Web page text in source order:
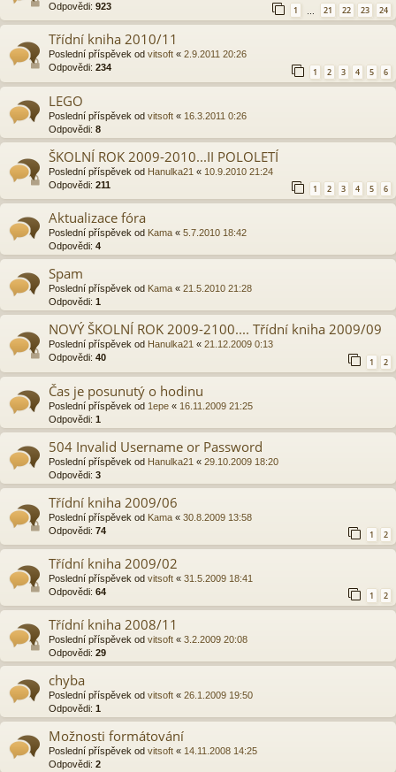
Odpovědi: 923 1 … 21 22 23 24
Třídní kniha 2010/11
Poslední příspěvek od vitsoft « 2.9.2011 20:26
Odpovědi: 234 1 2 3 4 5 6
LEGO
Poslední příspěvek od vitsoft « 16.3.2011 0:26
Odpovědi: 8
ŠKOLNÍ ROK 2009-2010...II POLOLETÍ
Poslední příspěvek od Hanulka21 « 10.9.2010 21:24
Odpovědi: 211 1 2 3 4 5 6
Aktualizace fóra
Poslední příspěvek od Kama « 5.7.2010 18:42
Odpovědi: 4
Spam
Poslední příspěvek od Kama « 21.5.2010 21:28
Odpovědi: 1
NOVÝ ŠKOLNÍ ROK 2009-2100.... Třídní kniha 2009/09
Poslední příspěvek od Hanulka21 « 21.12.2009 0:13
Odpovědi: 40 1 2
Čas je posunutý o hodinu
Poslední příspěvek od 1epe « 16.11.2009 21:25
Odpovědi: 1
504 Invalid Username or Password
Poslední příspěvek od Hanulka21 « 29.10.2009 18:20
Odpovědi: 3
Třídní kniha 2009/06
Poslední příspěvek od Kama « 30.8.2009 13:58
Odpovědi: 74 1 2
Třídní kniha 2009/02
Poslední příspěvek od vitsoft « 31.5.2009 18:41
Odpovědi: 64 1 2
Třídní kniha 2008/11
Poslední příspěvek od vitsoft « 3.2.2009 20:08
Odpovědi: 29
chyba
Poslední příspěvek od vitsoft « 26.1.2009 19:50
Odpovědi: 1
Možnosti formátování
Poslední příspěvek od vitsoft « 14.11.2008 14:25
Odpovědi: 2